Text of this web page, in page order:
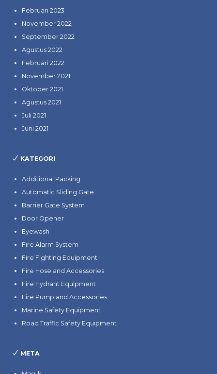
Februari 2023
November 2022
September 2022
Agustus 2022
Februari 2022
November 2021
Oktober 2021
Agustus 2021
Juli 2021
Juni 2021
KATEGORI
Additional Packing
Automatic Sliding Gate
Barrier Gate System
Door Opener
Eyewash
Fire Alarm System
Fire Fighting Equipment
Fire Hose and Accessories
Fire Hydrant Equipment
Fire Pump and Accessories
Marine Safety Equipment
Road Traffic Safety Equipment
META